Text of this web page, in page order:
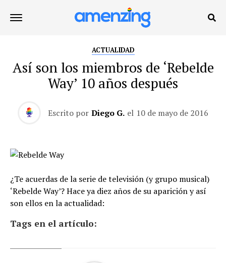
ACTUALIDAD
Así son los miembros de ‘Rebelde
Way’ 10 años después
Escrito por Diego G. el 10 de mayo de 2016
¿Te acuerdas de la serie de televisión (y grupo musical)
‘Rebelde Way’? Hace ya diez años de su aparición y así
son ellos en la actualidad:
Tags en el artículo: